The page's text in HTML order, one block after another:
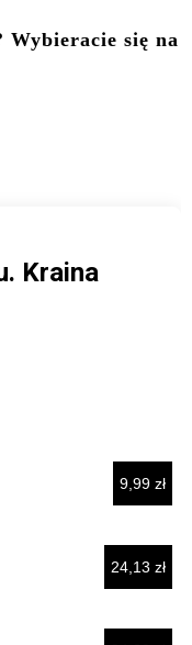
się na